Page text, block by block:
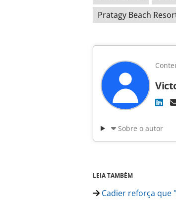
Pratagy Beach
Sobre o autor
LEIA TAMBÉM
Cadier reforça que